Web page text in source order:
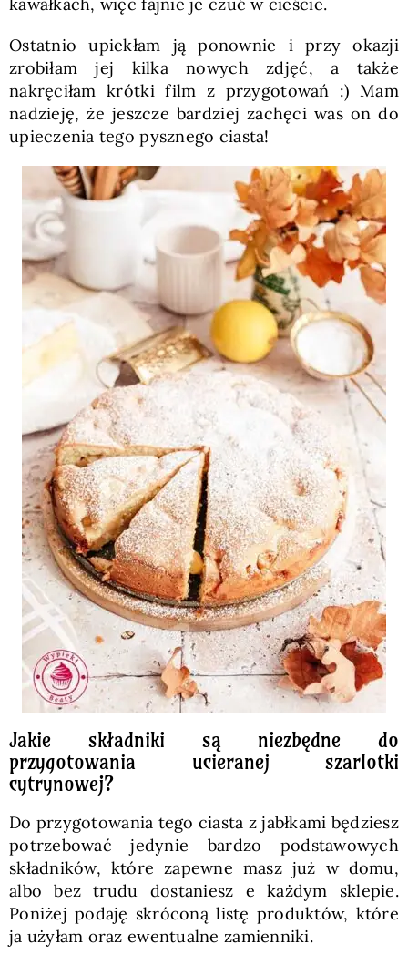
Ostatnio upiekłam ją ponownie i przy okazji
zrobiłam jej kilka nowych zdjęć, a także
nakręciłam krótki film z przygotowań :) Mam
nadzieję, że jeszcze bardziej zachęci was on do
upieczenia tego pysznego ciasta!
Jakie składniki są niezbędne do
przygotowania ucieranej szarlotki
cytrynowej?
Do przygotowania tego ciasta z jabłkami będziesz
potrzebować jedynie bardzo podstawowych
składników, które zapewne masz już w domu,
albo bez trudu dostaniesz e każdym sklepie.
Poniżej podaję skróconą listę produktów, które
ja użyłam oraz ewentualne zamienniki.